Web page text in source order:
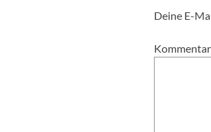
Deine E-
Kommentar